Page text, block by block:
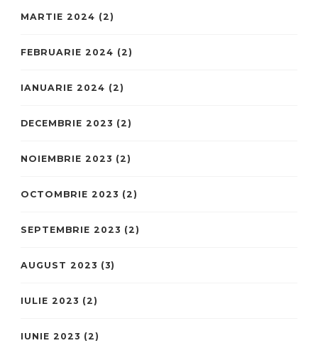
MARTIE 2024 (2)
FEBRUARIE 2024 (2)
IANUARIE 2024 (2)
DECEMBRIE 2023 (2)
NOIEMBRIE 2023 (2)
OCTOMBRIE 2023 (2)
SEPTEMBRIE 2023 (2)
AUGUST 2023 (3)
IULIE 2023 (2)
IUNIE 2023 (2)